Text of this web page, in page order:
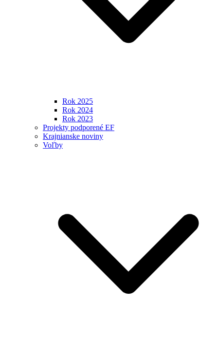
Rok 2025
Rok 2024
Rok 2023
Projekty podporené EF
Krajnianske noviny
Voľby